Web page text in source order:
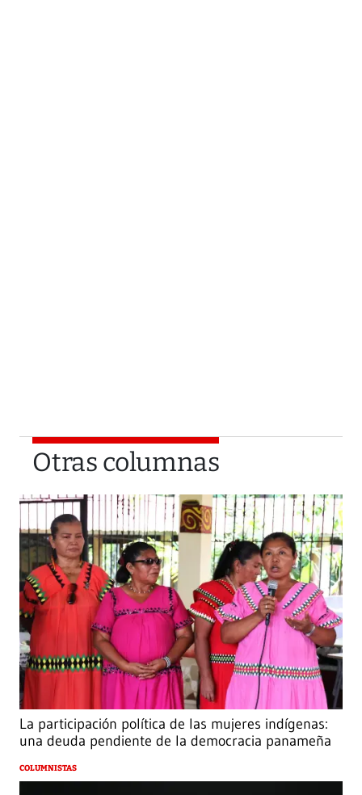
Otras columnas
La participación política de las mujeres indígenas:
una deuda pendiente de la democracia panameña
COLUMNISTAS